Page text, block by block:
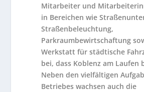
Mitarbeiter und
in Bereichen wie
Straßenbeleuchtung,
Parkraumbewirtschaftung
Werkstatt für städtische
bei, dass Koblenz am Laufen
Neben den vielfältigen
Betriebes wachsen auch die